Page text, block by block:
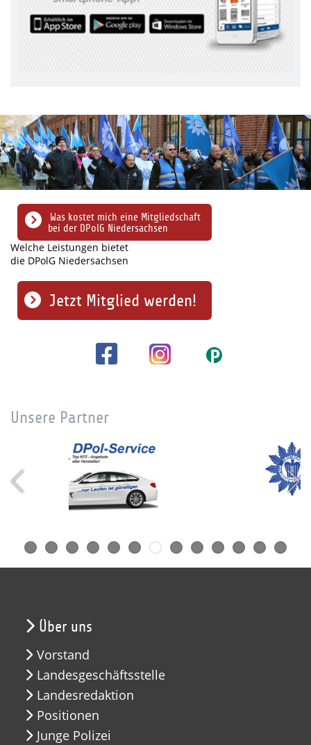
Was kostet mich eine Mitgliedschaft
bei der DPolG Niedersachsen
Welche Leistungen bietet
die DPolG Niedersachsen
Jetzt Mitglied werden!
Unsere Partner
Über uns
Vorstand
Landesgeschäftsstelle
Landesredaktion
Positionen
Junge Polizei